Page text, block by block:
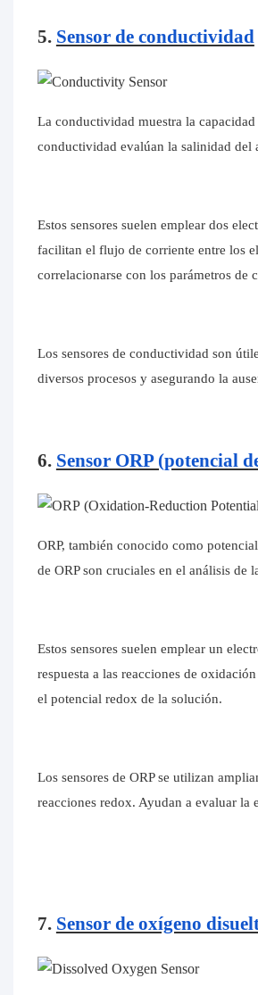
5. Sensor de conductividad
La conductividad muestra la
conductividad evalúan la salinidad del
Estos sensores suelen emplear dos
facilitan el flujo de corriente entre los
correlacionarse con los parámetros de
Los sensores de conductividad son
diversos procesos y asegurando la
6. Sensor ORP (potencial
ORP, también conocido como
de ORP son cruciales en el análisis
Estos sensores suelen emplear un
respuesta a las reacciones de
el potencial redox de la solución.
Los sensores de ORP se utilizan
reacciones redox. Ayudan a evaluar la
7. Sensor de oxígeno